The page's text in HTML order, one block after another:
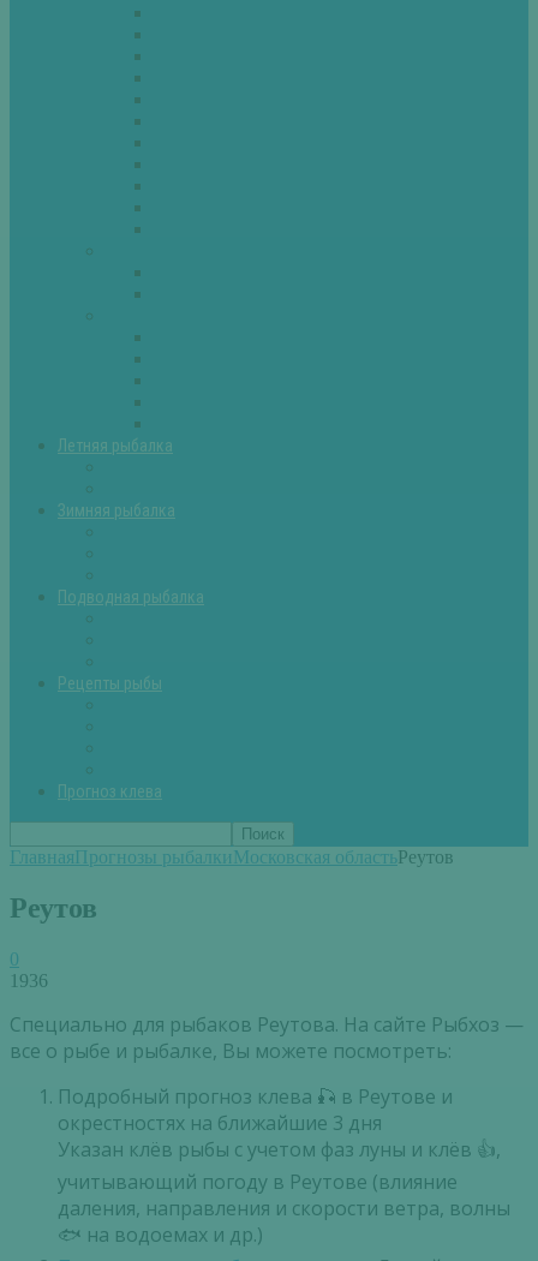
Летняя рыбалка
Зимняя рыбалка
Подводная рыбалка
Рецепты рыбы
Прогноз клева
ГлавнаяПрогнозы рыбалкиМосковская областьРеутов
Реутов
0
1936
Специально для рыбаков Реутова. На сайте Рыбхоз —
все о рыбе и рыбалке, Вы можете посмотреть:
Подробный прогноз клева 🎣 в Реутове и
окрестностях на ближайшие 3 дня
Указан клёв рыбы с учетом фаз луны и клёв 👍,
учитывающий погоду в Реутове (влияние
даления, направления и скорости ветра, волны
🐟 на водоемах и др.)